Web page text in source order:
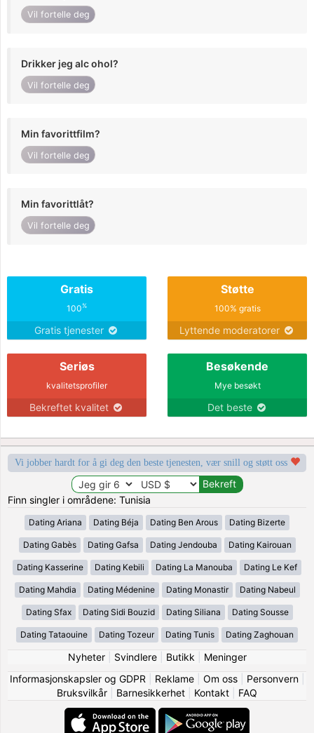
Vil fortelle deg
Drikker jeg alc ohol?
Vil fortelle deg
Min favorittfilm?
Vil fortelle deg
Min favorittlåt?
Vil fortelle deg
Gratis
100%
Gratis tjenester
Støtte
100% gratis
Lyttende moderatorer
Seriøs
kvalitetsprofiler
Bekreftet kvalitet
Besøkende
Mye besøkt
Det beste
Vi jobber hardt for å gi deg den beste tjenesten, vær snill og støtt oss
Finn singler i områdene: Tunisia
Dating Ariana Dating Béja Dating Ben Arous Dating Bizerte
Dating Gabès Dating Gafsa Dating Jendouba Dating Kairouan
Dating Kasserine Dating Kebili Dating La Manouba Dating Le Kef
Dating Mahdia Dating Médenine Dating Monastir Dating Nabeul
Dating Sfax Dating Sidi Bouzid Dating Siliana Dating Sousse
Dating Tataouine Dating Tozeur Dating Tunis Dating Zaghouan
Nyheter| Svindlere| Butikk
Meninger
Informasjonskapsler og GDPR
Reklame| Om oss| Personvern|
Bruksvilkår
Barnesikkerhet Kontakt FAQ